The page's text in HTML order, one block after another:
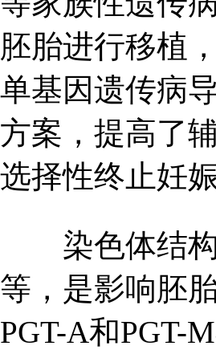
胚胎进行移植
单基因遗传病
方案，提高了
选择性终止妊
染色体结构
等，是影响胚
PGT-A和PGT-